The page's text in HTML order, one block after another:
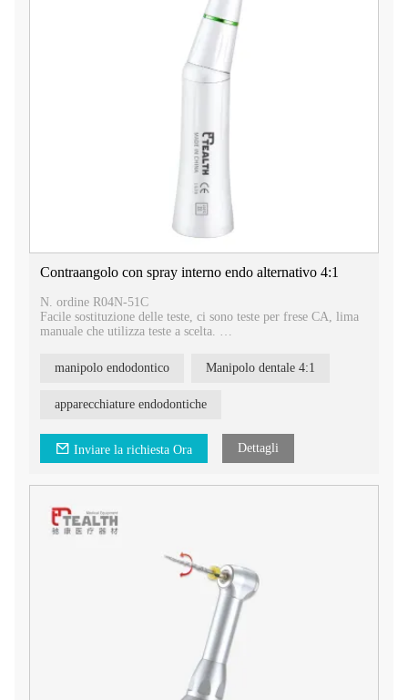
Contraangolo con spray interno endo alternativo 4:1
N. ordine R04N-51C
Facile sostituzione delle teste, ci sono teste per frese CA, lima
manuale che utilizza teste a scelta.
È possibile scegliere tre diversi movimenti delle teste:
movimento su e giù da 1,4 mm, movimento su e giù da 0,4
manipolo endodontico Manipolo dentale 4:1
apparecchiature endodontiche
Inviare la richiesta Ora Dettagli